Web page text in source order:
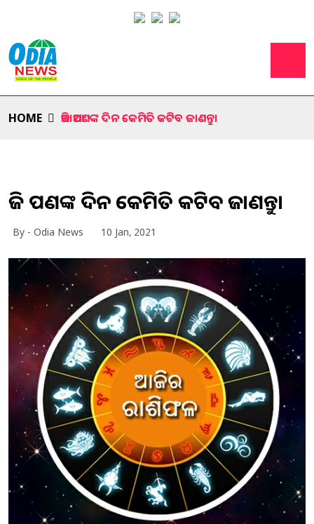
HOME ଆଜି ଆପଣଙ୍କ ଦିନ କେମିତି କଟିବ ଜାଣନ୍ତୁ।
ଆଜି ଆପଣଙ୍କ ଦିନ କେମିତି କଟିବ ଜାଣନ୍ତୁ।
By - Odia News 10 Jan, 2021